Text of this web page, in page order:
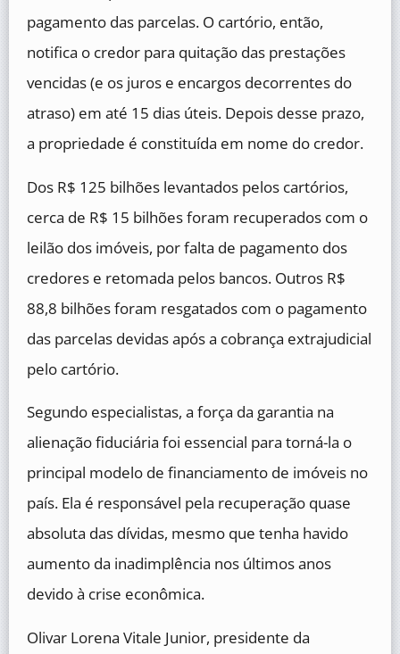
pagamento das parcelas. O cartório, então,
notifica o credor para quitação das prestações
vencidas (e os juros e encargos decorrentes do
atraso) em até 15 dias úteis. Depois desse prazo,
a propriedade é constituída em nome do credor.
Dos R$ 125 bilhões levantados pelos cartórios,
cerca de R$ 15 bilhões foram recuperados com o
leilão dos imóveis, por falta de pagamento dos
credores e retomada pelos bancos. Outros R$
88,8 bilhões foram resgatados com o pagamento
das parcelas devidas após a cobrança extrajudicial
pelo cartório.
Segundo especialistas, a força da garantia na
alienação fiduciária foi essencial para torná-la o
principal modelo de financiamento de imóveis no
país. Ela é responsável pela recuperação quase
absoluta das dívidas, mesmo que tenha havido
aumento da inadimplência nos últimos anos
devido à crise econômica.
Olivar Lorena Vitale Junior, presidente da